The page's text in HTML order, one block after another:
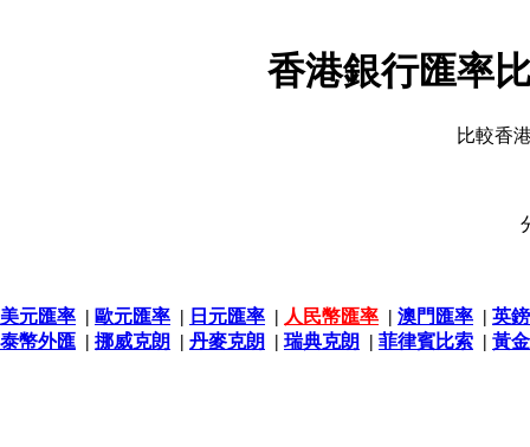
香港銀行匯率
比較香
美元匯率 | 歐元匯率 | 日元匯率 | 人民幣匯率 | 澳門匯率 | 英
泰幣外匯 | 挪威克朗 | 丹麥克朗 | 瑞典克朗 | 菲律賓比索 | 黃